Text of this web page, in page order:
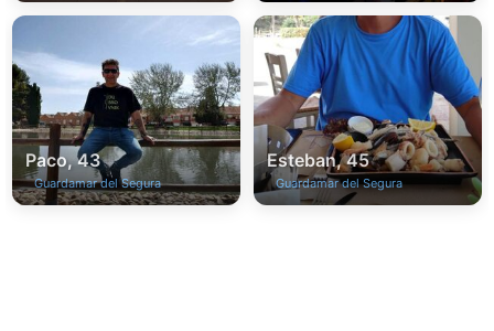
Paco, 43
Guardamar del Segura
Esteban, 45
Guardamar del Segura